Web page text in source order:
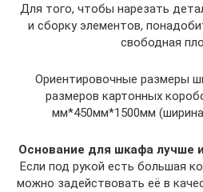
Для того, чтобы нарезать
и сборку элементов,
свободная
Ориентировочные размеры
размеров картонных
мм*450мм*1500мм
Основание для шкафа лучше
Если под рукой есть большая
можно задействовать её в